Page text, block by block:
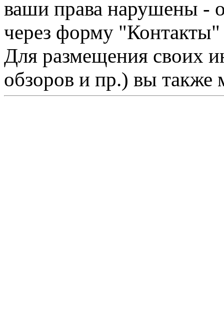
ваши права нарушены -
через форму "Контакты"
Для размещения своих
обзоров и пр.) вы также